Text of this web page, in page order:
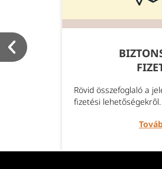
Rövid összefoglaló a
fizetési lehetőségekről.